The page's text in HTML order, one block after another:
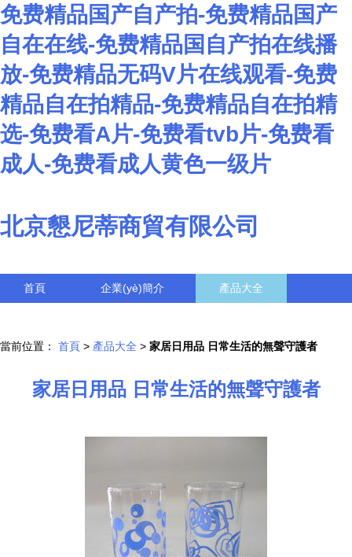
免费精品国产自产拍-免费精品国产
自在在线-免费精品国自产拍在线播
放-免费精品无码V片在线观看-免费
精品自在拍精品-免费精品自在拍精
选-免费看A片-免费看tvb片-免费看
成人-免费看成人黄色一级片
北京懇尼蒂商貿有限公司
首頁 企業(yè)簡介 產品大全
當前位置： 首頁 > 產品大全 > 家居日用品 日常生活的無聲守護者
家居日用品 日常生活的無聲守護者